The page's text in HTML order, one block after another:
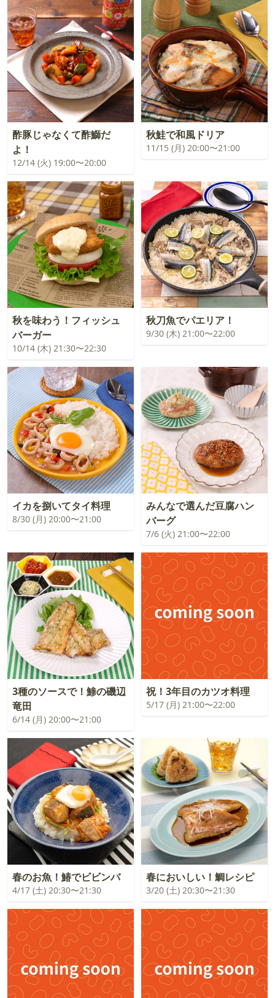
酢豚じゃなくて酢鰤だ
よ！
12/14 (火) 19:00〜20:00
秋鮭で和風ドリア
11/15 (月) 20:00〜21:00
秋を味わう！フィッシュ
バーガー
10/14 (木) 21:30〜22:30
秋刀魚でパエリア！
9/30 (木) 21:00〜22:00
イカを捌いてタイ料理
8/30 (月) 20:00〜21:00
みんなで選んだ豆腐ハン
バーグ
7/6 (火) 21:00〜22:00
3種のソースで！鯵の磯辺
竜田
6/14 (月) 20:00〜21:00
祝！3年目のカツオ料理
5/17 (月) 21:00〜22:00
春のお魚！鰆でビビンバ
4/17 (土) 20:30〜21:30
春においしい！鯛レシピ
3/20 (土) 20:30〜21:30